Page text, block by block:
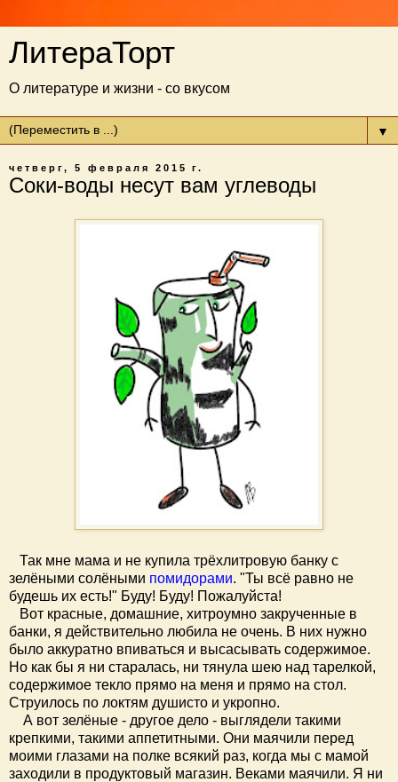
ЛитераТорт
О литературе и жизни - со вкусом
▼
четверг, 5 февраля 2015 г.
Соки-воды несут вам углеводы
Так мне мама и не купила трёхлитровую банку с
зелёными солёными помидорами. "Ты всё равно не
будешь их есть!" Буду! Буду! Пожалуйста!
Вот красные, домашние, хитроумно закрученные в
банки, я действительно любила не очень. В них нужно
было аккуратно впиваться и высасывать содержимое.
Но как бы я ни старалась, ни тянула шею над тарелкой,
содержимое текло прямо на меня и прямо на стол.
Струилось по локтям душисто и укропно.
А вот зелёные - другое дело - выглядели такими
крепкими, такими аппетитными. Они маячили перед
моими глазами на полке всякий раз, когда мы с мамой
заходили в продуктовый магазин. Веками маячили. Я ни